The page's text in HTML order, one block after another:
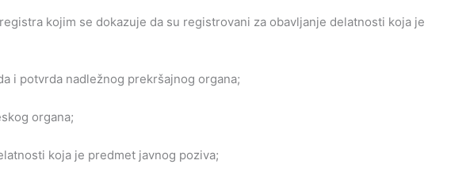
kojim se dokazuje da su registrovani za obavljanje delatnosti koja je
i potvrda nadležnog prekršajnog organa;
organa;
koja je predmet javnog poziva;